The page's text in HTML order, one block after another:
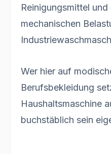
Reinigungsmittel und
mechanischen
Wer hier auf
Berufsbekleidung
Haushaltsmaschine
buchstäblich sein